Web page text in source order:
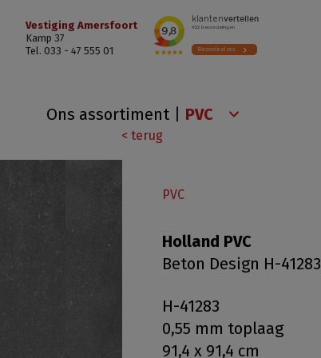
Vestiging Amersfoort
Kamp 37
Tel. 033 - 47 555 01
Ons assortiment
< terug
PVC
Holland PVC
Beton Design H-41283
H-41283
0,55 mm toplaag
91,4 x 91,4 cm